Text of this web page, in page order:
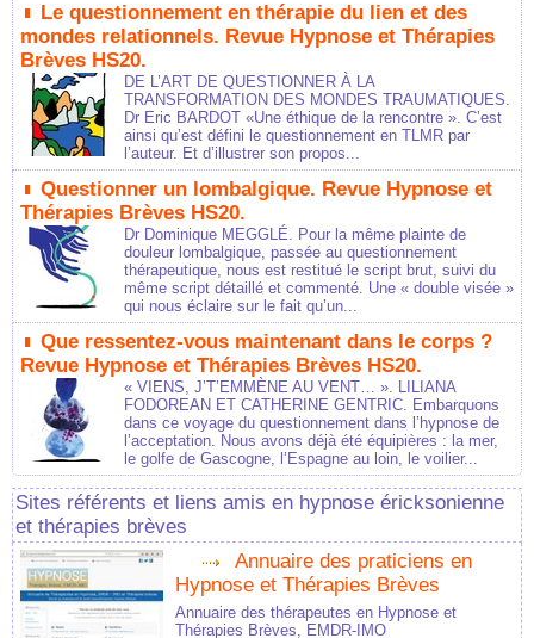
Le questionnement en thérapie du lien et des
mondes relationnels. Revue Hypnose et Thérapies
Brèves HS20.
DE L’ART DE QUESTIONNER À LA
TRANSFORMATION DES MONDES TRAUMATIQUES.
Dr Eric BARDOT «Une éthique de la rencontre ». C’est
ainsi qu’est défini le questionnement en TLMR par
l’auteur. Et d’illustrer son propos...
Questionner un lombalgique. Revue Hypnose et
Thérapies Brèves HS20.
Dr Dominique MEGGLÉ. Pour la même plainte de
douleur lombalgique, passée au questionnement
thérapeutique, nous est restitué le script brut, suivi du
même script détaillé et commenté. Une « double visée »
qui nous éclaire sur le fait qu’un...
Que ressentez-vous maintenant dans le corps ?
Revue Hypnose et Thérapies Brèves HS20.
« VIENS, J’T’EMMÈNE AU VENT… ». LILIANA
FODOREAN ET CATHERINE GENTRIC. Embarquons
dans ce voyage du questionnement dans l’hypnose de
l’acceptation. Nous avons déjà été équipières : la mer,
le golfe de Gascogne, l’Espagne au loin, le voilier...
Sites référents et liens amis en hypnose éricksonienne
et thérapies brèves
Annuaire des praticiens en
Hypnose et Thérapies Brèves
Annuaire des thérapeutes en Hypnose et
Thérapies Brèves, EMDR-IMO